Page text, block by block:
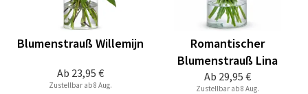
Ab 23,95 €
Blumenstrauß Willemijn
Zustellbar ab 8 Aug.
Ab 29,95 €
Romantischer
Blumenstrauß Lina
Zustellbar ab 8 Aug.